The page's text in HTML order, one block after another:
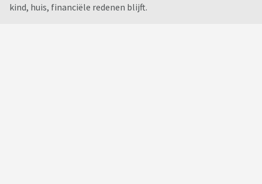
kind, huis, financiële redenen blijft.